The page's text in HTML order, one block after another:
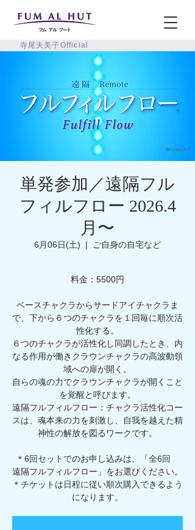
寺尾夫美子Official
単発参加／遠隔フル
フィルフロー 2026.4
月〜
6月06日(土)
  |
ご自身の自宅など
料金：5500円
ベースチャクラからサードアイチャクラま
で、下から６つのチャクラを１回毎に順次活
性化する。
６つのチャクラが活性化し同調したとき、内
なる作用が働きクラウンチャクラの高波動領
域への扉が開く。
自らの魂の力でクラウンチャクラが開くこと
を覚醒と呼びます。
遠隔フルフィルフロー：チャクラ活性化コー
スは、魂本来の力を刺激し、自我を越えた精
神性の解放を図るワークです。
＊6回セットでのお申し込みは、「全6回
遠隔フルフィルフロー」をお選びください。
＊チケットは日程に従い順次購入できるよう
になります。